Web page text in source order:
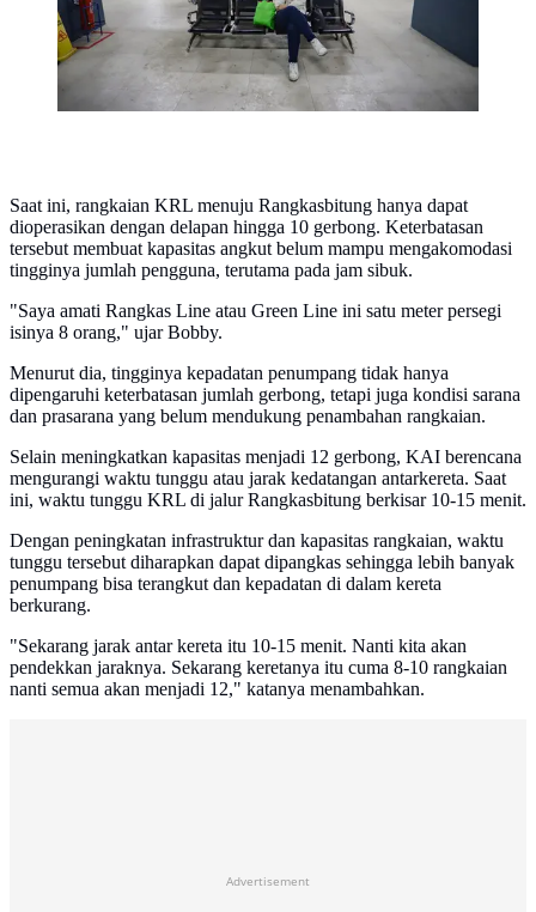
Saat ini, rangkaian KRL menuju Rangkasbitung hanya dapat
dioperasikan dengan delapan hingga 10 gerbong. Keterbatasan
tersebut membuat kapasitas angkut belum mampu mengakomodasi
tingginya jumlah pengguna, terutama pada jam sibuk.
"Saya amati Rangkas Line atau Green Line ini satu meter persegi
isinya 8 orang," ujar Bobby.
Menurut dia, tingginya kepadatan penumpang tidak hanya
dipengaruhi keterbatasan jumlah gerbong, tetapi juga kondisi sarana
dan prasarana yang belum mendukung penambahan rangkaian.
Selain meningkatkan kapasitas menjadi 12 gerbong, KAI berencana
mengurangi waktu tunggu atau jarak kedatangan antarkereta. Saat
ini, waktu tunggu KRL di jalur Rangkasbitung berkisar 10-15 menit.
Dengan peningkatan infrastruktur dan kapasitas rangkaian, waktu
tunggu tersebut diharapkan dapat dipangkas sehingga lebih banyak
penumpang bisa terangkut dan kepadatan di dalam kereta
berkurang.
"Sekarang jarak antar kereta itu 10-15 menit. Nanti kita akan
pendekkan jaraknya. Sekarang keretanya itu cuma 8-10 rangkaian
nanti semua akan menjadi 12," katanya menambahkan.
Advertisement